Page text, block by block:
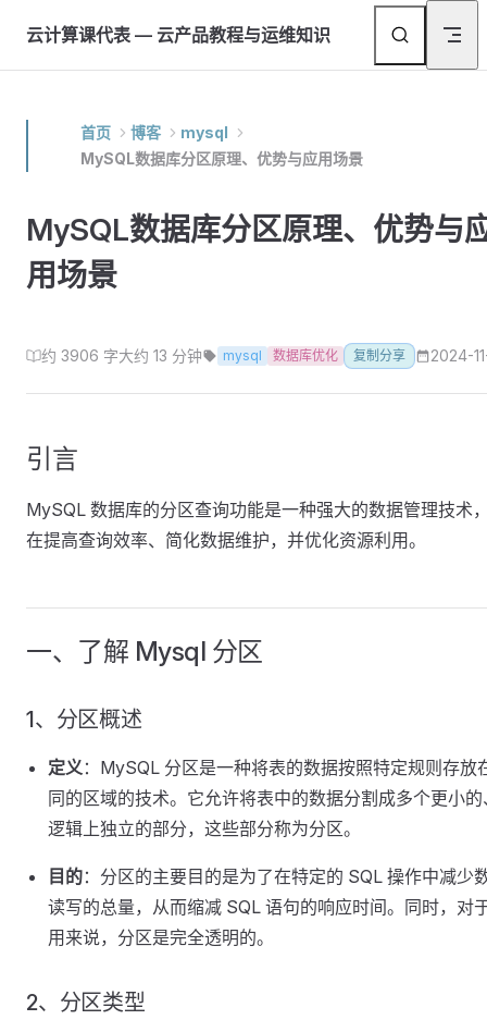
Skip to content
云计算课代表 — 云产品教程与运维知识
首页 博客
mysql
MySQL数据库分区原理、优势与应用场景
MySQL数据库分区原理、优势与
用场景
约 3906 字大约 13 分钟 mysql 数据库优化 复制分享 2024-
引言
MySQL 数据库的分区查询功能是一种强大的数据管理技术
在提高查询效率、简化数据维护，并优化资源利用。
一、了解 Mysql 分区
1、分区概述
定义：MySQL 分区是一种将表的数据按照特定规则存放
同的区域的技术。它允许将表中的数据分割成多个更小的
逻辑上独立的部分，这些部分称为分区。
目的：分区的主要目的是为了在特定的 SQL 操作中减少
读写的总量，从而缩减 SQL 语句的响应时间。同时，对
用来说，分区是完全透明的。
2、分区类型